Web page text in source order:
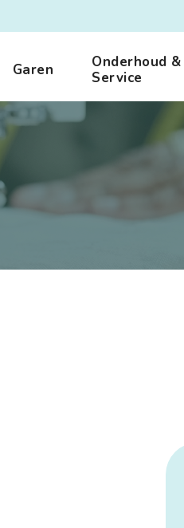
Garen
Onderhoud &
Service